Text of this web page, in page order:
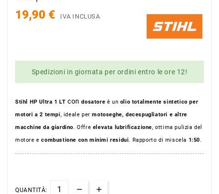
19,90 € IVA INCLUSA
Spedizioni in giornata per ordini entro le ore 12!
Stihl HP Ultra 1 LT condosatore è un olio totalmente sintetico per
motori a 2 tempi, ideale permotoseghe, decespugliatori e altre
macchine da giardino . Offre elevata lubrificazione, ottima pulizia del
motore ecombustione con minimi residui . Rapporto di miscela 1:50
QUANTITÀ: